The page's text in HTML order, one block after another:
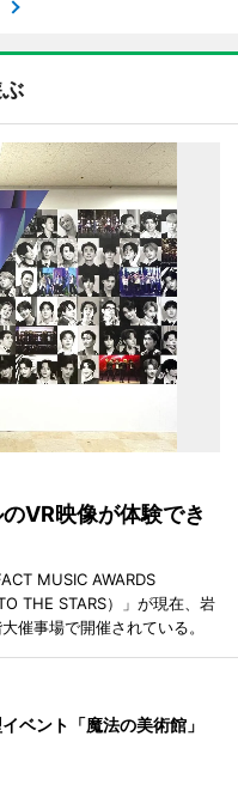
VR映像が体験でき
MUSIC AWARDS
THE STARS）」が現在、岩
催事場で開催されている。
ベント「魔法の美術館」